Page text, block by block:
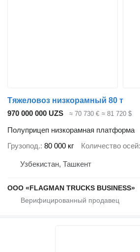
Тяжеловоз низкорамный 80 т
970 000 000 UZS
≈ 70 730 € ≈ 81 720 $
Полуприцеп низкорамная платформа
Грузопод. 80 000 кг Количество осей
Узбекистан, Ташкент
ООО «FLAGMAN TRUCKS BUSINESS»